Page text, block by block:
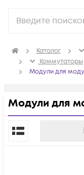
Каталог
Коммутаторы
Модули для
Модули для
По